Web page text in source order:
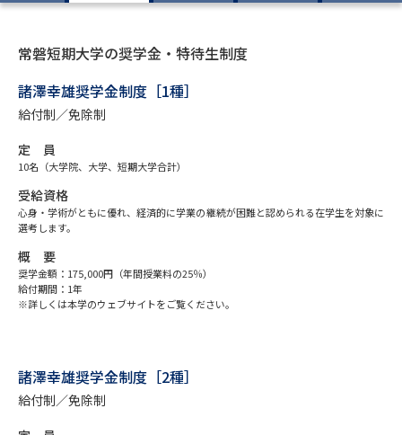
専門学校の資料請求
大学入学共通テスト「受験上の
配慮案内」の請求
幼稚園教員資格認定試験
高等学校（情報）教員資格認定
試験
大学で学べる内容や特徴を調べる
常磐短期大学の奨学金・特待生制度
諸澤幸雄奨学金制度［1種］
給付制／免除制
定 員
10名（大学院、大学、短期大学合計）
受給資格
心身・学術がともに優れ、経済的に学業の継続が困難と認められる在学生を対象に
選考します。
概 要
奨学金額：175,000円（年間授業料の25％）
給付期間：1年
※詳しくは本学のウェブサイトをご覧ください。
諸澤幸雄奨学金制度［2種］
給付制／免除制